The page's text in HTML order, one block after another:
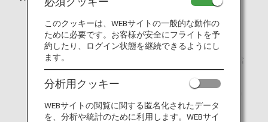
米国住所：ストリート番号/市町/州/ZIP CODE 必須
電話番号 1：米国滞在時に繋がる第一連絡先（国番号含
む）
E-mail：米国滞在時に使用可能な E-mail アドレス
このクッキーは、WEBサイトの一般的な動作の
ために必要です。お客様が安全にフライトを予
約したり、ログイン状態を継続できるようにし
ます。
分析用クッキー
WEBサイトの閲覧に関する匿名化されたデータ
を、分析や統計のために利用します。WEBサイ